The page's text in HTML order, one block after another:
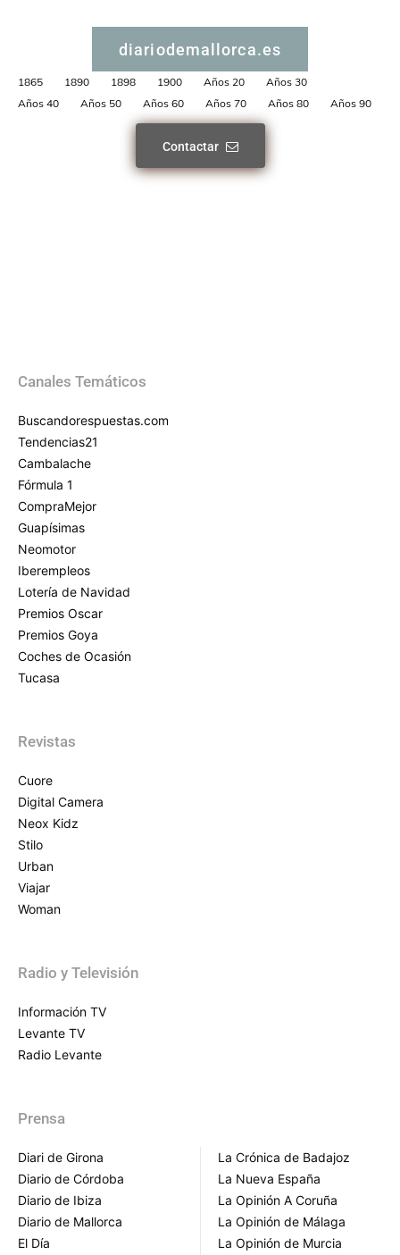
diariodemallorca.es
1865 1890 1898 1900 Años 20
Años 30
Años 40
Años 50 Años 60 Años 70 Años 80 Años 90
Contactar
Canales Temáticos
Buscandorespuestas.com
Tendencias21
Cambalache
Fórmula 1
CompraMejor
Guapísimas
Neomotor
Iberempleos
Lotería de Navidad
Premios Oscar
Premios Goya
Coches de Ocasión
Tucasa
Revistas
Cuore
Digital Camera
Neox Kidz
Stilo
Urban
Viajar
Woman
Radio y Televisión
Información TV
Levante TV
Radio Levante
Prensa
Diari de Girona
Diario de Córdoba
Diario de Ibiza
Diario de Mallorca
El Día
La Crónica de Badajoz
La Nueva España
La Opinión A Coruña
La Opinión de Málaga
La Opinión de Murcia